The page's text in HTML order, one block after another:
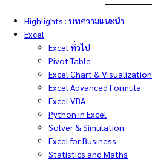
Highlights : บทความแนะนำ
Excel
Excel ทั่วไป
Pivot Table
Excel Chart & Visualization
Excel Advanced Formula
Excel VBA
Python in Excel
Solver & Simulation
Excel for Business
Statistics and Maths